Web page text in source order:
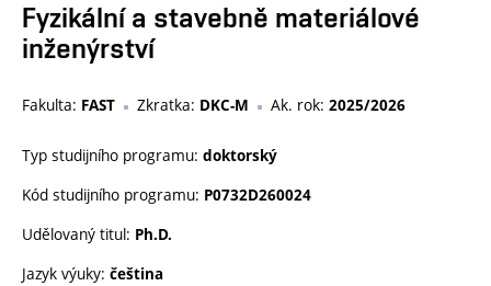
Fyzikální a stavebně materiálové
inženýrství
Fakulta: FAST Zkratka: DKC-M Ak. rok: 2025/2026
Typ studijního programu: doktorský
Kód studijního programu: P0732D260024
Udělovaný titul: Ph.D.
Jazyk výuky: čeština